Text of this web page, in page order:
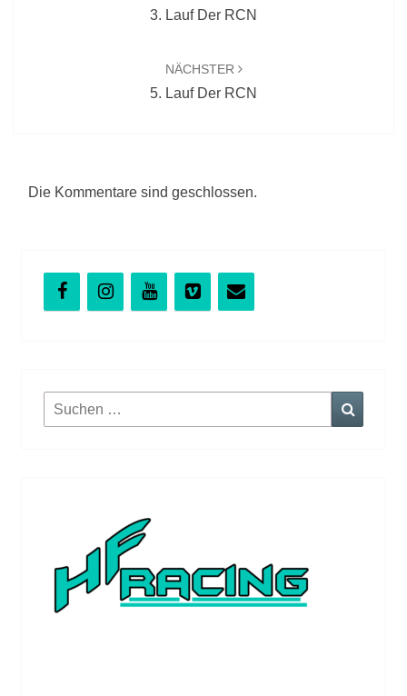
3. Lauf Der RCN
NÄCHSTER
5. Lauf Der RCN
Die Kommentare sind geschlossen.
Suchen
nach: